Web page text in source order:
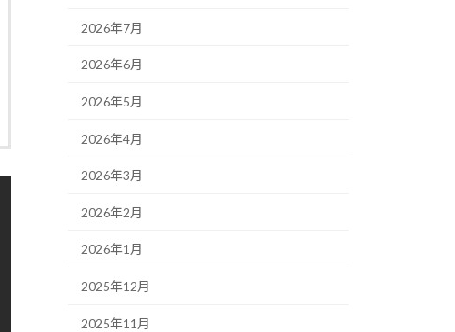
2026年7月
2026年6月
2026年5月
2026年4月
2026年3月
2026年2月
2026年1月
2025年12月
2025年11月